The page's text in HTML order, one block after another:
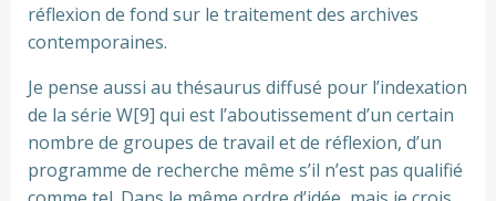
réflexion de fond sur le traitement des archives
contemporaines.
Je pense aussi au thésaurus diffusé pour l’indexation
de la série W[9] qui est l’aboutissement d’un certain
nombre de groupes de travail et de réflexion, d’un
programme de recherche même s’il n’est pas qualifié